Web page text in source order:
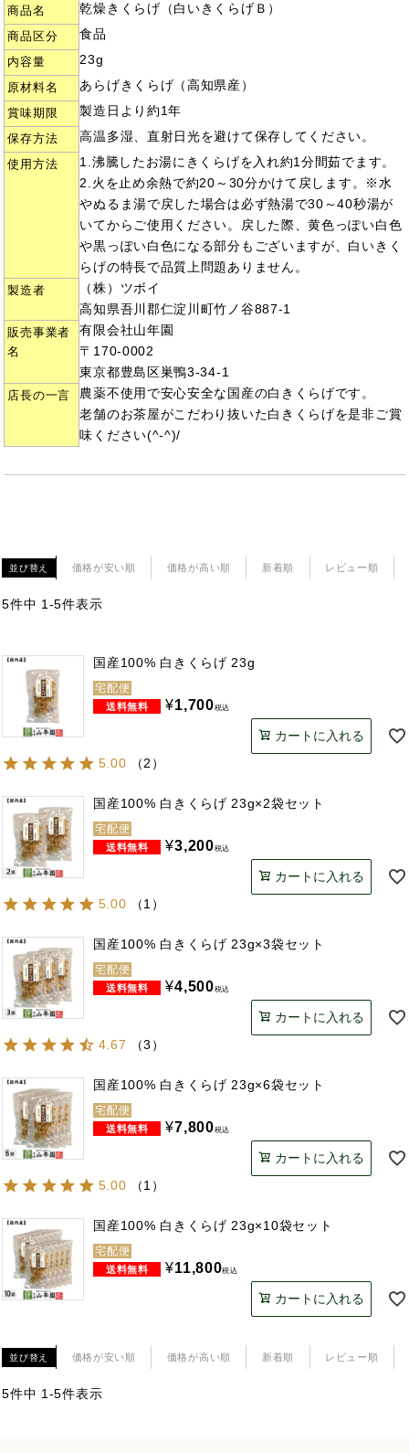
商品名 乾燥きくらげ（白いきくらげＢ）
商品区分 食品
内容量 23g
原材料名 あらげきくらげ（高知県産）
賞味期限 製造日より約1年
保存方法 高温多湿、直射日光を避けて保存してください。
使用方法
1.沸騰したお湯にきくらげを入れ約1分間茹でます。
2.火を止め余熱で約20～30分かけて戻します。※水
やぬるま湯で戻した場合は必ず熱湯で30～40秒湯が
いてからご使用ください。戻した際、黄色っぽい白色
や黒っぽい白色になる部分もございますが、白いきく
らげの特長で品質上問題ありません。
製造者
（株）ツボイ
高知県吾川郡仁淀川町竹ノ谷887-1
販売事業者
名
有限会社山年園
〒170-0002
東京都豊島区巣鴨3-34-1
店長の一言
農薬不使用で安心安全な国産の白きくらげです。
老舗のお茶屋がこだわり抜いた白きくらげを是非ご賞
味ください(^-^)/
並び替え 価格が安い順 価格が高い順 新着順 レビュー順
5件中 1-5件表示
国産100% 白きくらげ 23g
宅配便
¥1,700税込
カートに入れる
5.00
（2 ）
国産100% 白きくらげ 23g×2袋セット
宅配便
¥3,200税込
カートに入れる
5.00
（1）
国産100% 白きくらげ 23g×3袋セット
宅配便
¥4,500税込
カートに入れる
4.67
（3 ）
国産100% 白きくらげ 23g×6袋セット
宅配便
¥7,800税込
カートに入れる
5.00
（1）
国産100% 白きくらげ 23g×10袋セット
宅配便
¥11,800税込
カートに入れる
並び替え 価格が安い順 価格が高い順 新着順 レビュー順
5件中 1-5件表示